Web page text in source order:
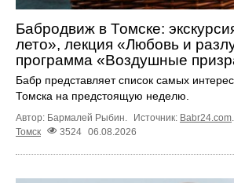
Бабродвиж в Томске:
лето», лекция «Любовь и
программа «Воздушные
Бабр представляет список самых
Томска на предстоящую неделю.
Автор: Бармалей Рыбин. Источник: Babr24.com.
Томск
3524 06.08.2026